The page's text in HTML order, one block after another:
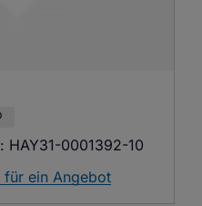
HAY31-0001392-10
für ein Angebot